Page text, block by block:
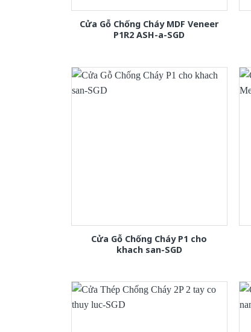
Cửa Gỗ Chống Cháy MDF Veneer
P1R2 ASH-a-SGD
Cửa Gỗ Chống Cháy P1 cho
khach san-SGD